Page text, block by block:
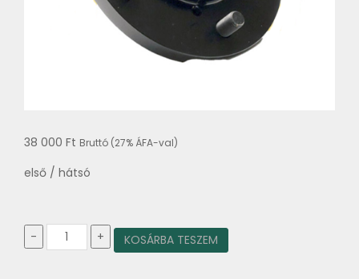
38 000 Ft Bruttó (27% ÁFA-val)
első / hátsó
-
Kerékagy
első-
+ KOSÁRBA TESZEM